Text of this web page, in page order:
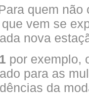
quem
vem se
nova
por exemplo,
para as
da